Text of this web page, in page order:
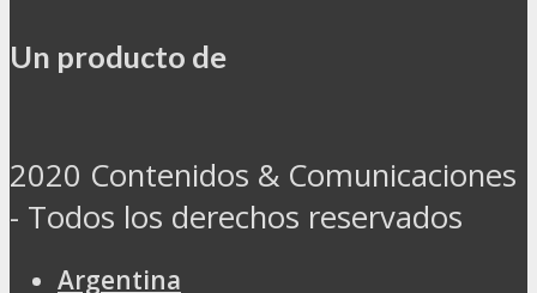
Un producto de
2020 Contenidos & Comunicaciones
- Todos los derechos reservados
Argentina